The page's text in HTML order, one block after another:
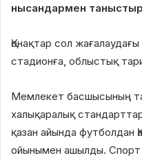
нысандармен
Қонақтар сол
стадионға, облыстық
Мемлекет басшысының
халықаралық
қазан айында футболдан
ойынымен ашылды.